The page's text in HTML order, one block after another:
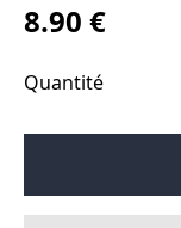
8.90 €
Quantité